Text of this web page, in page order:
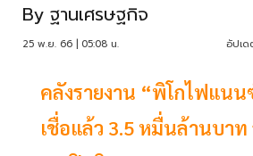
By ฐานเศรษฐกิจ
25 พ.ย. 66 | 05:08 น. อัปเด
คลังรายงาน “พิโกไฟแน
เชื่อแล้ว 3.5 หมื่นล้านบาท